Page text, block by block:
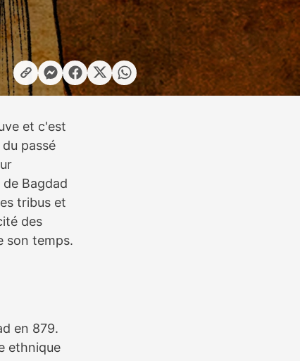
et c'est
passé
Bagdad
tribus et
des
son temps.
en 879.
ethnique